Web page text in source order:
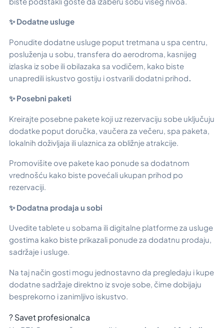
✨ Dodatne usluge
Ponudite dodatne usluge poput tretmana u spa centru,
posluženja u sobu, transfera do aerodroma, kasnijeg
izlaska iz sobe ili obilazaka sa vodičem, kako biste
unapredili iskustvo gostiju i ostvarili dodatni prihod
✨ Posebni paketi
Kreirajte posebne pakete koji uz rezervaciju sobe uključuju
dodatke poput doručka, vaučera za večeru, spa paketa,
lokalnih doživljaja ili ulaznica za obližnje atrakcije.
Promovišite ove pakete kao ponude sa dodatnom
vrednošću kako biste povećali ukupan prihod po
rezervaciji.
✨ Dodatna prodaja u sobi
Uvedite tablete u sobama ili digitalne platforme za usluge
gostima kako biste prikazali ponude za dodatnu prodaju,
sadržaje i usluge.
Na taj način gosti mogu jednostavno da pregledaju i kupe
dodatne sadržaje direktno iz svoje sobe, čime dobijaju
besprekorno i zanimljivo iskustvo.
? Savet profesionalca